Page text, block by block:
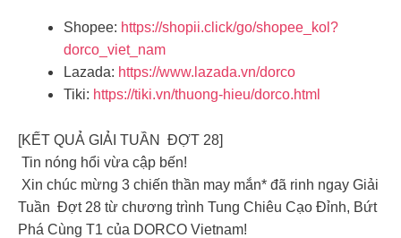
Shopee: https://shopii.click/go/shopee_kol?
dorco_viet_nam
Lazada: https://www.lazada.vn/dorco
Tiki: https://tiki.vn/thuong-hieu/dorco.html
[KẾT QUẢ GIẢI TUẦN ĐỢT 28]
Tin nóng hổi vừa cập bến!
Xin chúc mừng 3 chiến thần may mắn* đã rinh ngay Giải
Tuần Đợt 28 từ chương trình Tung Chiêu Cạo Đỉnh, Bứt
Phá Cùng T1 của DORCO Vietnam!